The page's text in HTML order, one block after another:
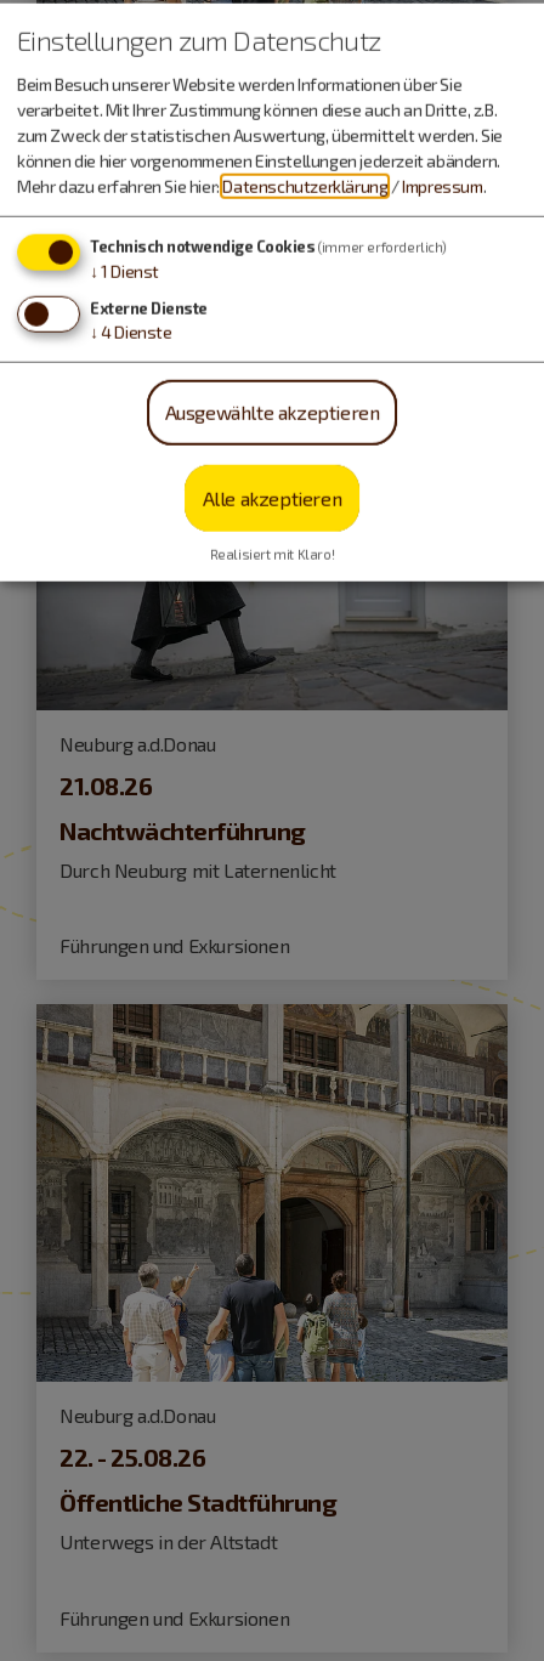
20.08.26
Öffentliche Stadtführung
Unterwegs in der Altstadt
Führungen und Exkursionen
Neuburg a.d.Donau
21.08.26
Nachtwächterführung
Durch Neuburg mit Laternenlicht
Führungen und Exkursionen
Neuburg a.d.Donau
22. - 25.08.26
Öffentliche Stadtführung
Unterwegs in der Altstadt
Führungen und Exkursionen
Einstellungen zum Datenschutz
Beim Besuch unserer Website werden Informationen über Sie
verarbeitet. Mit Ihrer Zustimmung können diese auch an Dritte, z.B.
zum Zweck der statistischen Auswertung, übermittelt werden. Sie
können die hier vorgenommenen Einstellungen jederzeit abändern.
Mehr dazu erfahren Sie hier:Datenschutzerklärung /Impressum.
Technisch notwendige Cookies (immer erforderlich)
↓ 1 Dienst
Externe Dienste
↓ 4Dienste
Ausgewählte akzeptieren
Alle akzeptieren
Realisiert mit Klaro!